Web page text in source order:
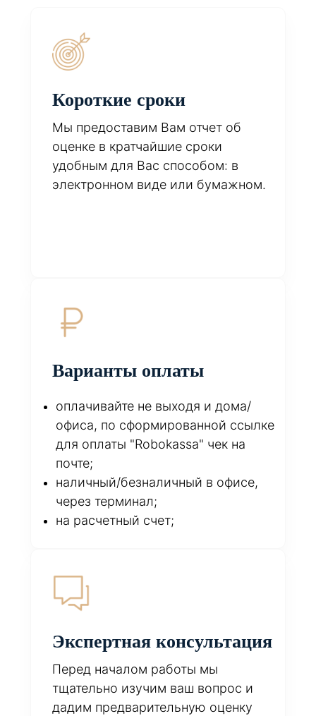
Короткие сроки
Мы предоставим Вам отчет об
оценке в кратчайшие сроки
удобным для Вас способом: в
электронном виде или бумажном.
Варианты оплаты
оплачивайте не выходя и дома/
офиса, по сформированной ссылке
для оплаты "Robokassa" чек на
почте;
наличный/безналичный в офисе,
через терминал;
на расчетный счет;
Экспертная консультация
Перед началом работы мы
тщательно изучим ваш вопрос и
дадим предварительную оценку